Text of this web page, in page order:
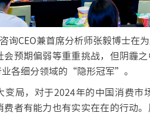
询CEO兼首席分析师张毅博士在
预期偏弱等重重挑战，但阴霾
各细分领域的“隐形冠军”。
局，对于2024年的中国消费市
费者有能力也有实实在在的行